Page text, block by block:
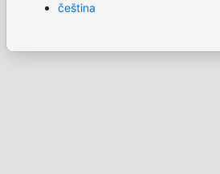
čeština